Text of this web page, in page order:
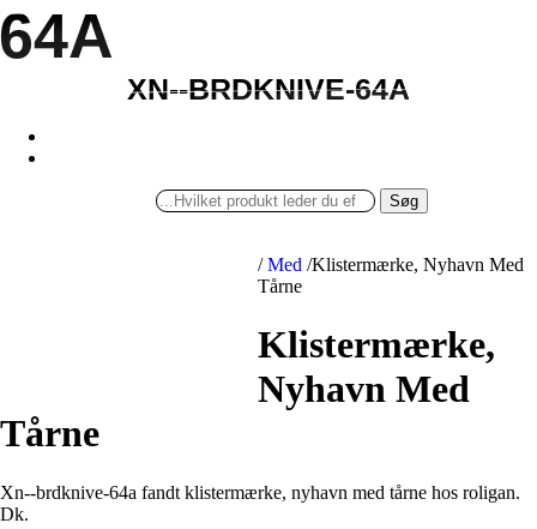
64A
XN--BRDKNIVE-64A
XN--BRDKNIVE-64A
Søg
/ Med /Klistermærke, Nyhavn Med
Tårne
Klistermærke,
Nyhavn Med
Tårne
Xn--brdknive-64a fandt klistermærke, nyhavn med tårne hos roligan.
Dk.